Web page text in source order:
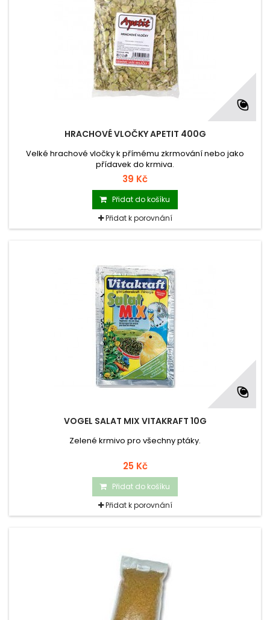
HRACHOVÉ VLOČKY APETIT 400G
Velké hrachové vločky k přímému zkrmování nebo jako
přídavek do krmiva.
39 Kč
Přidat do košíku
Přidat k porovnání
VOGEL SALAT MIX VITAKRAFT 10G
Zelené krmivo pro všechny ptáky.
25 Kč
Přidat do košíku
Přidat k porovnání